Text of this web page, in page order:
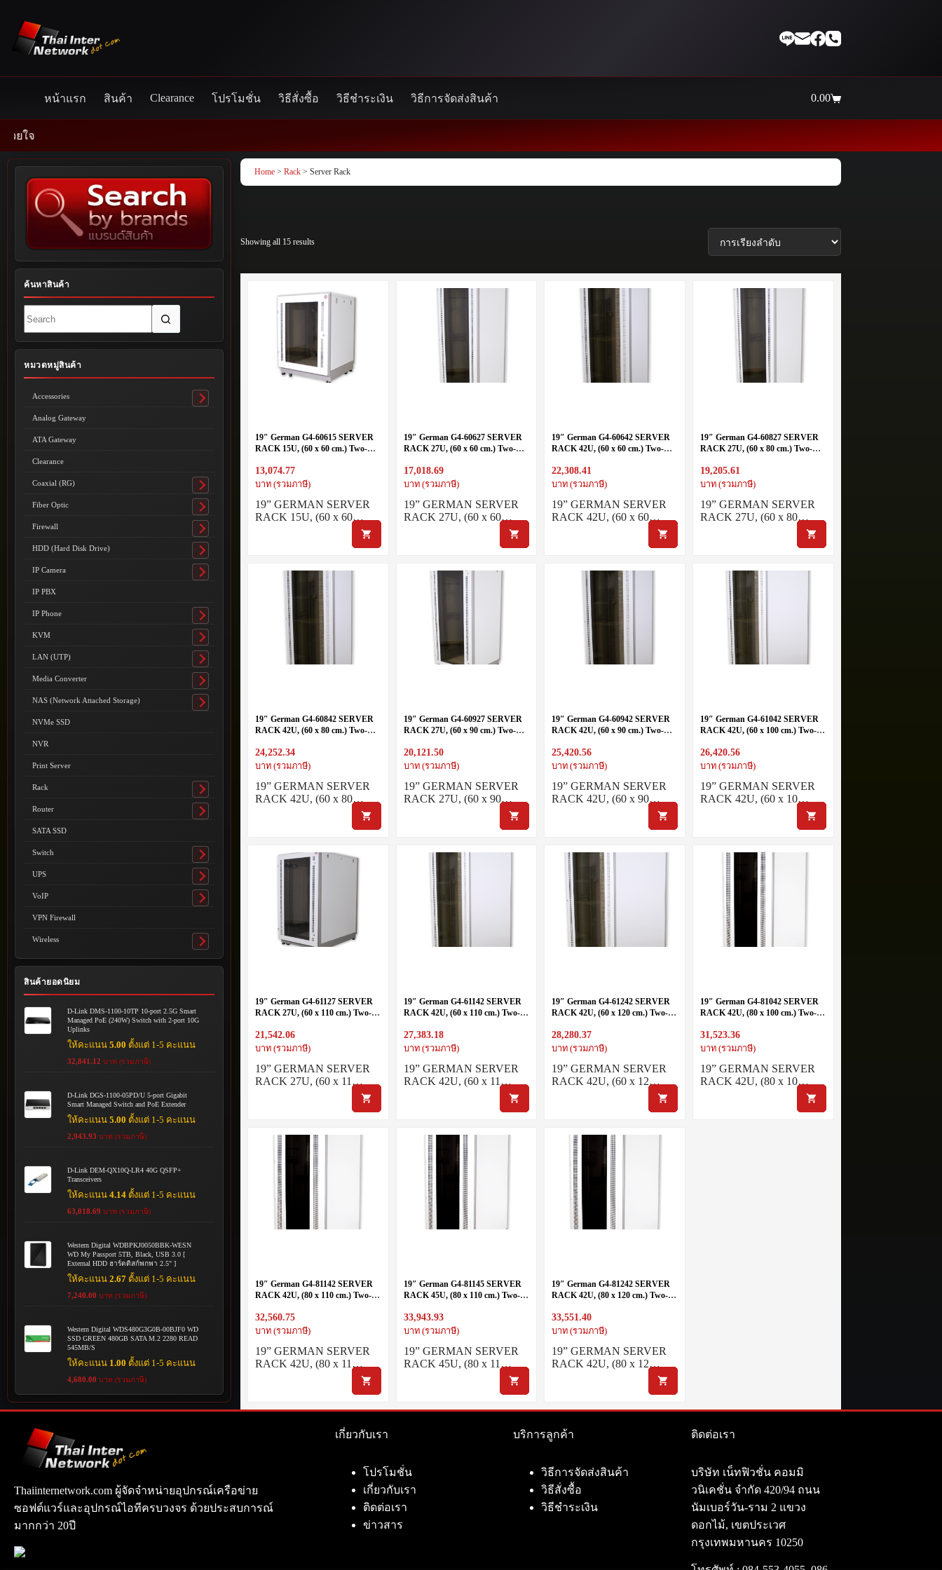
content
หน้าแรก สินค้า Clearance โปรโมชั่น วิธีสั่งซื้อ วิธีชำระเงิน วิธีการจัดส่งสินค้า
Shopping
0.00
Home >Rack > Server Rack
Showing all 15 results
19″ German G4-60615 SERVER
RACK 15U, (60 x 60 cm.) Two-
13,074.77
บาท (รวมภาษี)
19” GERMAN SERVER
RACK 15U, (60 x 60…
19″ German G4-60627 SERVER
RACK 27U, (60 x 60 cm.) Two-
17,018.69
บาท (รวมภาษี)
19” GERMAN SERVER
RACK 27U, (60 x 60…
19″ German G4-60642 SERVER
RACK 42U, (60 x 60 cm.) Two-
22,308.41
บาท (รวมภาษี)
19” GERMAN SERVER
RACK 42U, (60 x 60…
19″ German G4-60827 SERVER
RACK 27U, (60 x 80 cm.) Two-
19,205.61
บาท (รวมภาษี)
19” GERMAN SERVER
RACK 27U, (60 x 80…
19″ German G4-60842 SERVER
RACK 42U, (60 x 80 cm.) Two-
24,252.34
บาท (รวมภาษี)
19” GERMAN SERVER
RACK 42U, (60 x 80…
19″ German G4-60927 SERVER
RACK 27U, (60 x 90 cm.) Two-
20,121.50
บาท (รวมภาษี)
19” GERMAN SERVER
RACK 27U, (60 x 90…
19″ German G4-60942 SERVER
RACK 42U, (60 x 90 cm.) Two-
25,420.56
บาท (รวมภาษี)
19” GERMAN SERVER
RACK 42U, (60 x 90…
19″ German G4-61042 SERVER
RACK 42U, (60 x 100 cm.) Two-
26,420.56
บาท (รวมภาษี)
19” GERMAN SERVER
RACK 42U, (60 x 10…
19″ German G4-61127 SERVER
RACK 27U, (60 x 110 cm.) Two-
21,542.06
บาท (รวมภาษี)
19” GERMAN SERVER
RACK 27U, (60 x 11…
19″ German G4-61142 SERVER
RACK 42U, (60 x 110 cm.) Two-
27,383.18
บาท (รวมภาษี)
19” GERMAN SERVER
RACK 42U, (60 x 11…
19″ German G4-61242 SERVER
RACK 42U, (60 x 120 cm.) Two-
28,280.37
บาท (รวมภาษี)
19” GERMAN SERVER
RACK 42U, (60 x 12…
19″ German G4-81042 SERVER
RACK 42U, (80 x 100 cm.) Two-
31,523.36
บาท (รวมภาษี)
19” GERMAN SERVER
RACK 42U, (80 x 10…
19″ German G4-81142 SERVER
RACK 42U, (80 x 110 cm.) Two-
32,560.75
บาท (รวมภาษี)
19” GERMAN SERVER
RACK 42U, (80 x 11…
19″ German G4-81145 SERVER
RACK 45U, (80 x 110 cm.) Two-
33,943.93
บาท (รวมภาษี)
19” GERMAN SERVER
RACK 45U, (80 x 11…
19″ German G4-81242 SERVER
RACK 42U, (80 x 120 cm.) Two-
33,551.40
บาท (รวมภาษี)
19” GERMAN SERVER
RACK 42U, (80 x 12…
ค้นหาสินค้า
results
หมวดหมู่สินค้า
Accessories
Toggle
Analog Gateway
ATA Gateway
Clearance
Coaxial (RG)
Toggle
submenu
Fiber Optic
Toggle
submenu
Firewall
Toggle
submenu
HDD (Hard Disk Drive)
Toggle
submenu
IP Camera
Toggle
IP PBX
IP Phone
Toggle
submenu
KVM
Toggle
submenu
LAN (UTP)
Toggle
submenu
Media Converter
Toggle
submenu
NAS (Network Attached Storage)
Toggle
NVMe SSD
NVR
Print Server
Rack
Toggle
submenu
Router
Toggle
SATA SSD
Switch
Toggle
submenu
UPS
Toggle
submenu
VoIP
Toggle
VPN Firewall
Wireless
Toggle
submenu
สินค้ายอดนิยม
D-Link DMS-1100-10TP 10-port 2.5G Smart
Managed PoE (240W) Switch with 2-port 10G
Uplinks
ให้คะแนน5.00 ตั้งแต่ 1-5 คะแนน
32,841.12 บาท (รวมภาษี)
D-Link DGS-1100-05PD/U 5-port Gigabit
Smart Managed Switch and PoE Extender
ให้คะแนน5.00 ตั้งแต่ 1-5 คะแนน
2,943.93 บาท (รวมภาษี)
D-Link DEM-QX10Q-LR4 40G QSFP+
Transceivers
ให้คะแนน4.14 ตั้งแต่ 1-5 คะแนน
63,018.69 บาท (รวมภาษี)
Western Digital WDBPKJ0050BBK-WESN
WD My Passport 5TB, Black, USB 3.0 [
External HDD ฮาร์ดดิสก์พกพา 2.5" ]
ให้คะแนน2.67 ตั้งแต่ 1-5 คะแนน
7,240.00 บาท (รวมภาษี)
Western Digital WDS480G3G0B-00BJF0 WD
SSD GREEN 480GB SATA M.2 2280 READ
545MB/S
ให้คะแนน 1.00 ตั้งแต่ 1-5 คะแนน
4,680.00 บาท (รวมภาษี)
Thaiinternetwork.com ผู้จัดจำหน่ายอุปกรณ์เครือข่าย
ซอฟต์แวร์และอุปกรณ์ไอทีครบวงจร ด้วยประสบการณ์
มากกว่า 20ปี
เกี่ยวกับเรา
โปรโมชั่น
เกี่ยวกับเรา
ติดต่อเรา
ข่าวสาร
บริการลูกค้า
วิธีการจัดส่งสินค้า
วิธีสั่งซื้อ
วิธีชำระเงิน
ติดต่อเรา
บริษัท เน็ทฟิวชั่น คอมมิ
วนิเคชั่น จำกัด 420/94 ถนน
นัมเบอร์วัน-ราม 2 แขวง
ดอกไม้, เขตประเวศ
กรุงเทพมหานคร 10250